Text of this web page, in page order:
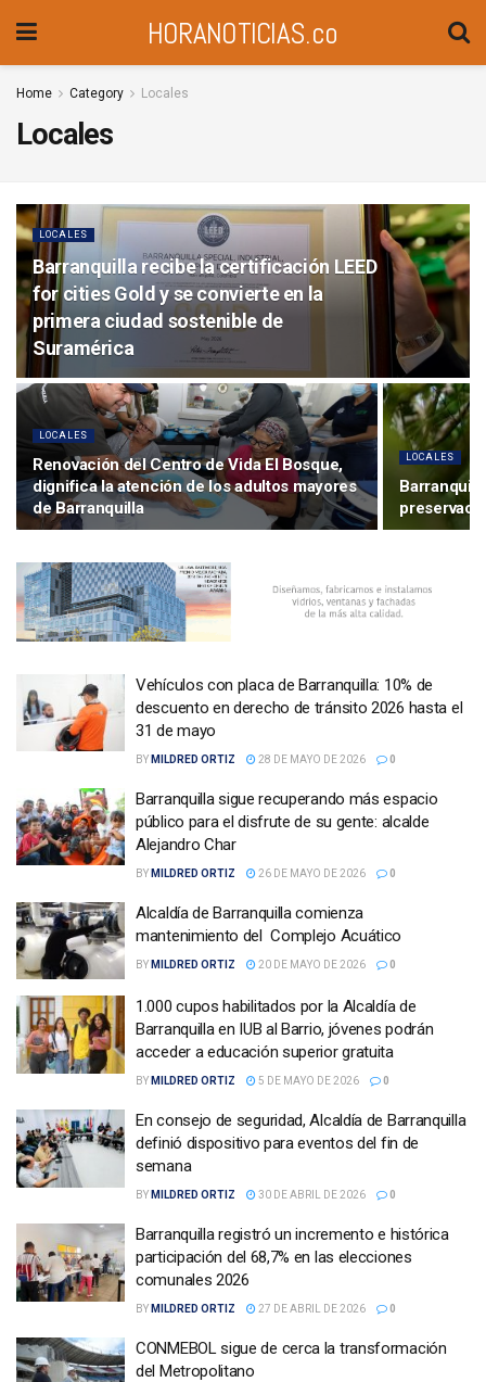
HORANOTICIAS.co
Home Category Locales
Locales
LOCALES
Barranquilla recibe la certificación LEED
for cities Gold y se convierte en la
primera ciudad sostenible de
Suramérica
LOCALES
Renovación del Centro de Vida El Bosque,
dignifica la atención de los adultos mayores
de Barranquilla
LOCALES
Vehículos con placa de Barranquilla: 10% de
descuento en derecho de tránsito 2026 hasta el
31 de mayo
BY MILDRED ORTIZ 28 DE MAYO DE 2026 0
Barranquilla sigue recuperando más espacio
público para el disfrute de su gente: alcalde
Alejandro Char
BY MILDRED ORTIZ 26 DE MAYO DE 2026 0
Alcaldía de Barranquilla comienza
mantenimiento del Complejo Acuático
BY MILDRED ORTIZ 20 DE MAYO DE 2026 0
1.000 cupos habilitados por la Alcaldía de
Barranquilla en IUB al Barrio, jóvenes podrán
acceder a educación superior gratuita
BY MILDRED ORTIZ 5 DE MAYO DE 2026 0
En consejo de seguridad, Alcaldía de Barranquilla
definió dispositivo para eventos del fin de
semana
BY MILDRED ORTIZ 30 DE ABRIL DE 2026 0
Barranquilla registró un incremento e histórica
participación del 68,7% en las elecciones
comunales 2026
BY MILDRED ORTIZ 27 DE ABRIL DE 2026 0
CONMEBOL sigue de cerca la transformación
del Metropolitano